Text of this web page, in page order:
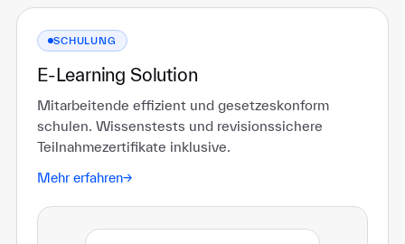
SCHULUNG
E-Learning Solution
Mitarbeitende effizient und gesetzeskonform
schulen. Wissenstests und revisionssichere
Teilnahmezertifikate inklusive.
Mehr erfahren→